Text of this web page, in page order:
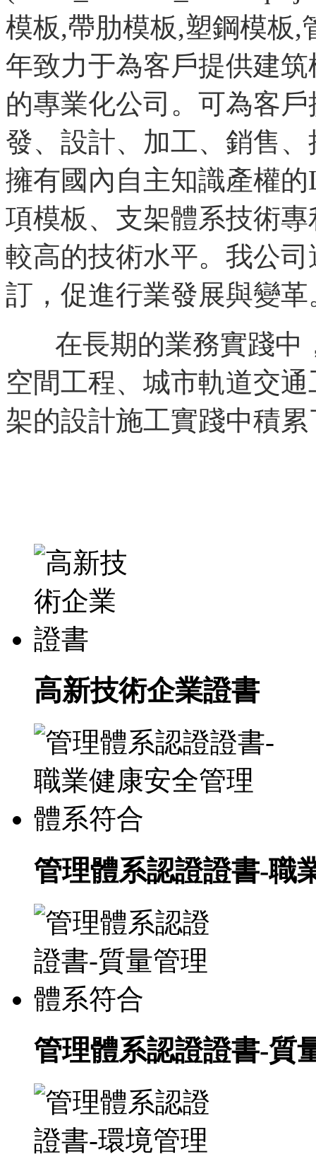
模板,帶肋模板,塑鋼模板,
年致力于為客戶提供建
的專業化公司。可為客
發、設計、加工、銷售
擁有國內自主知識產權
項模板、支架體系技術
較高的技術水平。我公
訂，促進行業發展與變革
在長期的業務實踐中
空間工程、城市軌道交
架的設計施工實踐中積
高新技術企業證書
管理體系認證證書-職
管理體系認證證書-質